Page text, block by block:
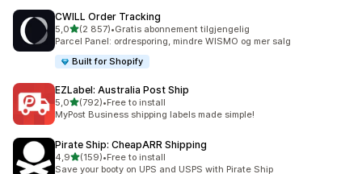
CWILL Order Tracking
5,0av 5 stjerner
(2 857)
Totalt 2857 omtaler
•Gratis abonnement tilgjengelig
Parcel Panel: ordresporing, mindre WISMO og mer salg
Built for Shopify
EZLabel: Australia Post Ship
5,0av 5 stjerner
(792)
Totalt 792 omtaler
•Free to install
MyPost Business shipping labels made simple!
Pirate Ship: CheapARR Shipping
4,9av 5 stjerner
(159)
Totalt 159 omtaler
•Free to install
Save your booty on UPS and USPS with Pirate Ship